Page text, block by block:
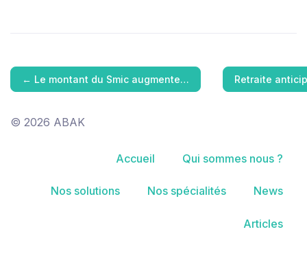
← Le montant du Smic augmente… Retraite
© 2026 ABAK
Accueil Qui sommes nous ?
Nos solutions Nos spécialités News
Articles